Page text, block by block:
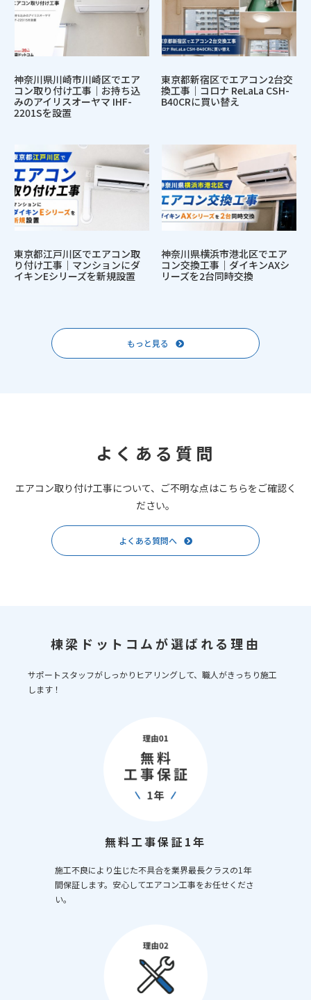
神奈川県川崎市川崎区でエア
コン取り付け工事｜お持ち込
みのアイリスオーヤマ IHF-
2201Sを設置
東京都新宿区でエアコン2台交
換工事｜コロナ ReLaLa CSH-
B40CRに買い替え
東京都江戸川区でエアコン取
り付け工事｜マンションにダ
イキンEシリーズを新規設置
神奈川県横浜市港北区でエア
コン交換工事｜ダイキンAXシ
リーズを2台同時交換
もっと見る
よくある質問
エアコン取り付け工事について、ご不明な点はこちらをご確認く
ださい。
よくある質問へ
棟梁ドットコムが選ばれる理由
サポートスタッフがしっかりヒアリングして、職人がきっちり施工
します！
無料工事保証1年
施工不良により生じた不具合を業界最長クラスの1年
間保証します。安心してエアコン工事をお任せくださ
い。